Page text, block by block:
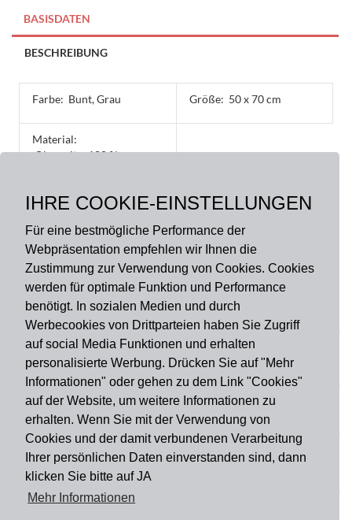
IHRE COOKIE-EINSTELLUNGEN
Für eine bestmögliche Performance der
Webpräsentation empfehlen wir Ihnen die
Zustimmung zur Verwendung von Cookies. Cookies
werden für optimale Funktion und Performance
benötigt. In sozialen Medien und durch
Werbecookies von Drittparteien haben Sie Zugriff
auf social Media Funktionen und erhalten
personalisierte Werbung. Drücken Sie auf "Mehr
Informationen" oder gehen zu dem Link "Cookies"
auf der Website, um weitere Informationen zu
erhalten. Wenn Sie mit der Verwendung von
Cookies und der damit verbundenen Verarbeitung
Ihrer persönlichen Daten einverstanden sind, dann
klicken Sie bitte auf JA
Mehr Informationen
cm
-
günstig
gut
quantity
BASISDATEN
BESCHREIBUNG
Farbe: Bunt, Grau Größe: 50 x 70 cm
Material:
Oberseite: 100 %
% PVC, rutschhemmend
Zahlungsart
Versandart
Du findest uns auch auf
Informationen
Impressum Widerruf